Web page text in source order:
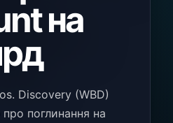
на
Discovery (WBD)
поглинання на